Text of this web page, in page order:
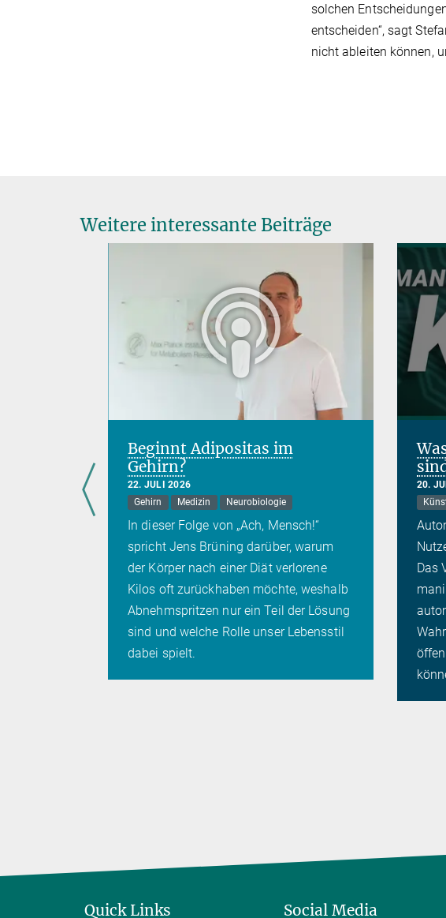
solchen
entscheiden“, sagt
nicht ableiten können,
Weitere interessante Beiträge
Beginnt Adipositas im
Gehirn?
22. JULI 2026
Gehirn
Medizin Neurobiologie
In dieser Folge von „Ach, Mensch!“
spricht Jens Brüning darüber, warum
der Körper nach einer Diät verlorene
Kilos oft zurückhaben möchte, weshalb
Abnehmspritzen nur ein Teil der Lösung
sind und welche Rolle unser Lebensstil
dabei spielt.
20.
Das
Quick Links Social Media